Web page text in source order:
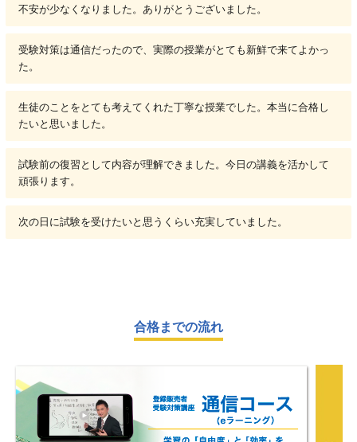
不安が少なくなりました。ありがとうございました。
受験対策は通信だったので、実際の授業がとても新鮮で来てよかっ
た。
生徒のことをとても考えてくれた丁寧な授業でした。本当に合格し
たいと思いました。
試験前の復習として内容が理解できました。今日の講義を活かして
頑張ります。
次の日に試験を受けたいと思うくらい充実していました。
合格までの流れ